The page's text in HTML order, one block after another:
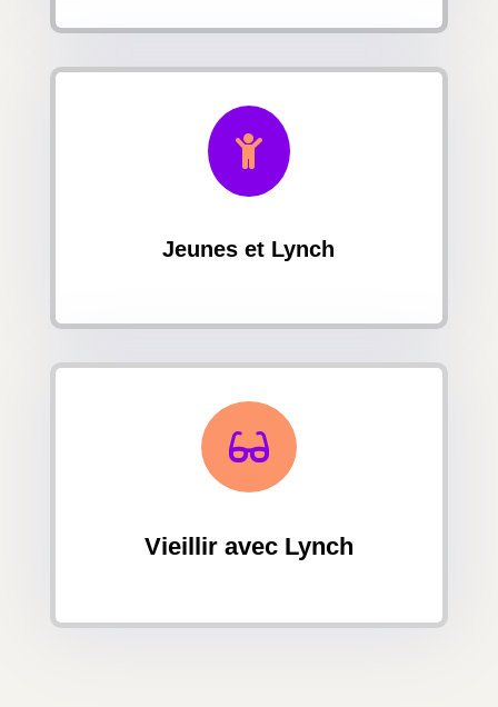

Jeunes et Lynch

Vieillir avec Lynch